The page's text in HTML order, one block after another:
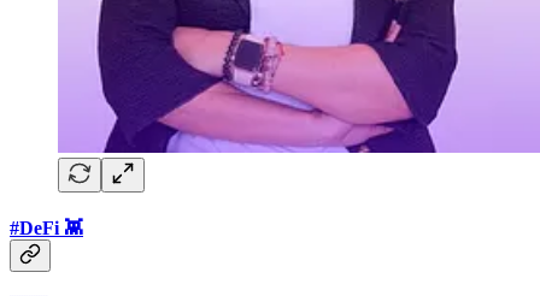
#DeFi 👾